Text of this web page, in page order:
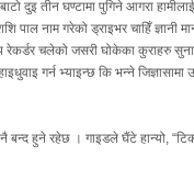
दुइ तीन घण्टामा पुगिने आगरा
पाल नाम गरेको ड्राइभर चाहिँ ज्ञानी
रेकर्डर चलेको जसरी घोकेका कुराहरु
गर्न भ्याइन्छ कि भन्ने
बन्द हुने रहेछ । गाइडले घैंटे हान्यो,